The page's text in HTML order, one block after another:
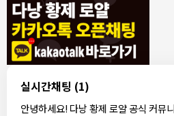
실시간채팅 (1)
안녕하세요! 다낭 황제 로얄 공식 커뮤
8/4/2026
1 모기한테물림:여기도 문의해보면 바
1 모기한테물림:정찰가보다 쌀수 없음
1 결혼안해:ㄹㅇ 팩트 ㅋㅋㅋㅋ
1 결혼안해:ㄹㅇ 팩트 ㅋㅋㅋㅋ
8/5/2026
NY런던파리 :다낭 에코걸 여기서 예
1 3군:에코걸 좀 조심 하는게 좋음